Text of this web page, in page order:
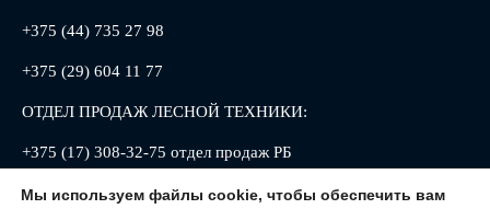
+375 (44) 735 27 98
+375 (29) 604 11 77
ОТДЕЛ ПРОДАЖ ЛЕСНОЙ ТЕХНИКИ:
+375 (17) 308-32-75 отдел продаж РБ
+375 (17) 308-32-88 отдел продаж РФ
Мы используем файлы cookie, чтобы обеспечить вам